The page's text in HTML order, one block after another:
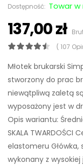
Dostępność: Towar
137,00 zł
( 107
Młotek brukarski
stworzony do prac
niewątpliwą zaletą
wyposażony jest w
Opis wariantu:
SKALA
elastomeru Główka,
wykonany z wysokiej